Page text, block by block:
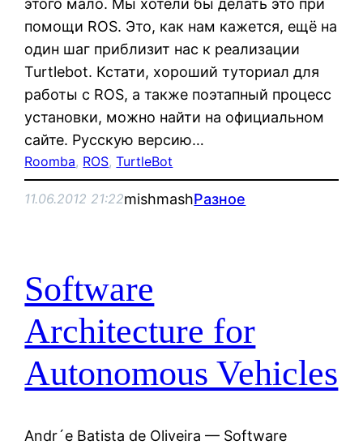
этого мало. Мы хотели бы делать это при
помощи ROS. Это, как нам кажется, ещё на
один шаг приблизит нас к реализации
Turtlebot. Кстати, хороший туториал для
работы с ROS, а также поэтапный процесс
установки, можно найти на официальном
сайте. Русскую версию…
Roomba, ROS, TurtleBot
11.06.2012 21:22mishmashРазное
Software
Architecture for
Autonomous Vehicles
Andr´e Batista de Oliveira — Software